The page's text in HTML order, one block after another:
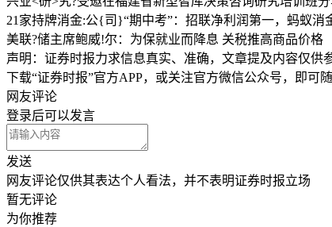
21家持牌消金:公{司}“期中考”：招联净利润第一，蚂蚁消
美联?储主席鲍威!尔：为保就业而降息 关税推高商品价格
声明：证券时报力求信息真实、准确，文章提及内容仅供
下载“证券时报”官方APP，或关注官方微信公众号，即可
网友评论
登录后可以发言
发送
网友评论仅供其表达个人看法，并不表明证券时报立场
暂无评论
为你推荐